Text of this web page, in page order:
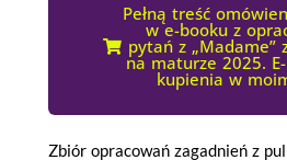
Pełną treść
w e-booku z
pytań z „Madame”
na maturze 2025.
kupienia w
Zbiór opracowań zagadnień z